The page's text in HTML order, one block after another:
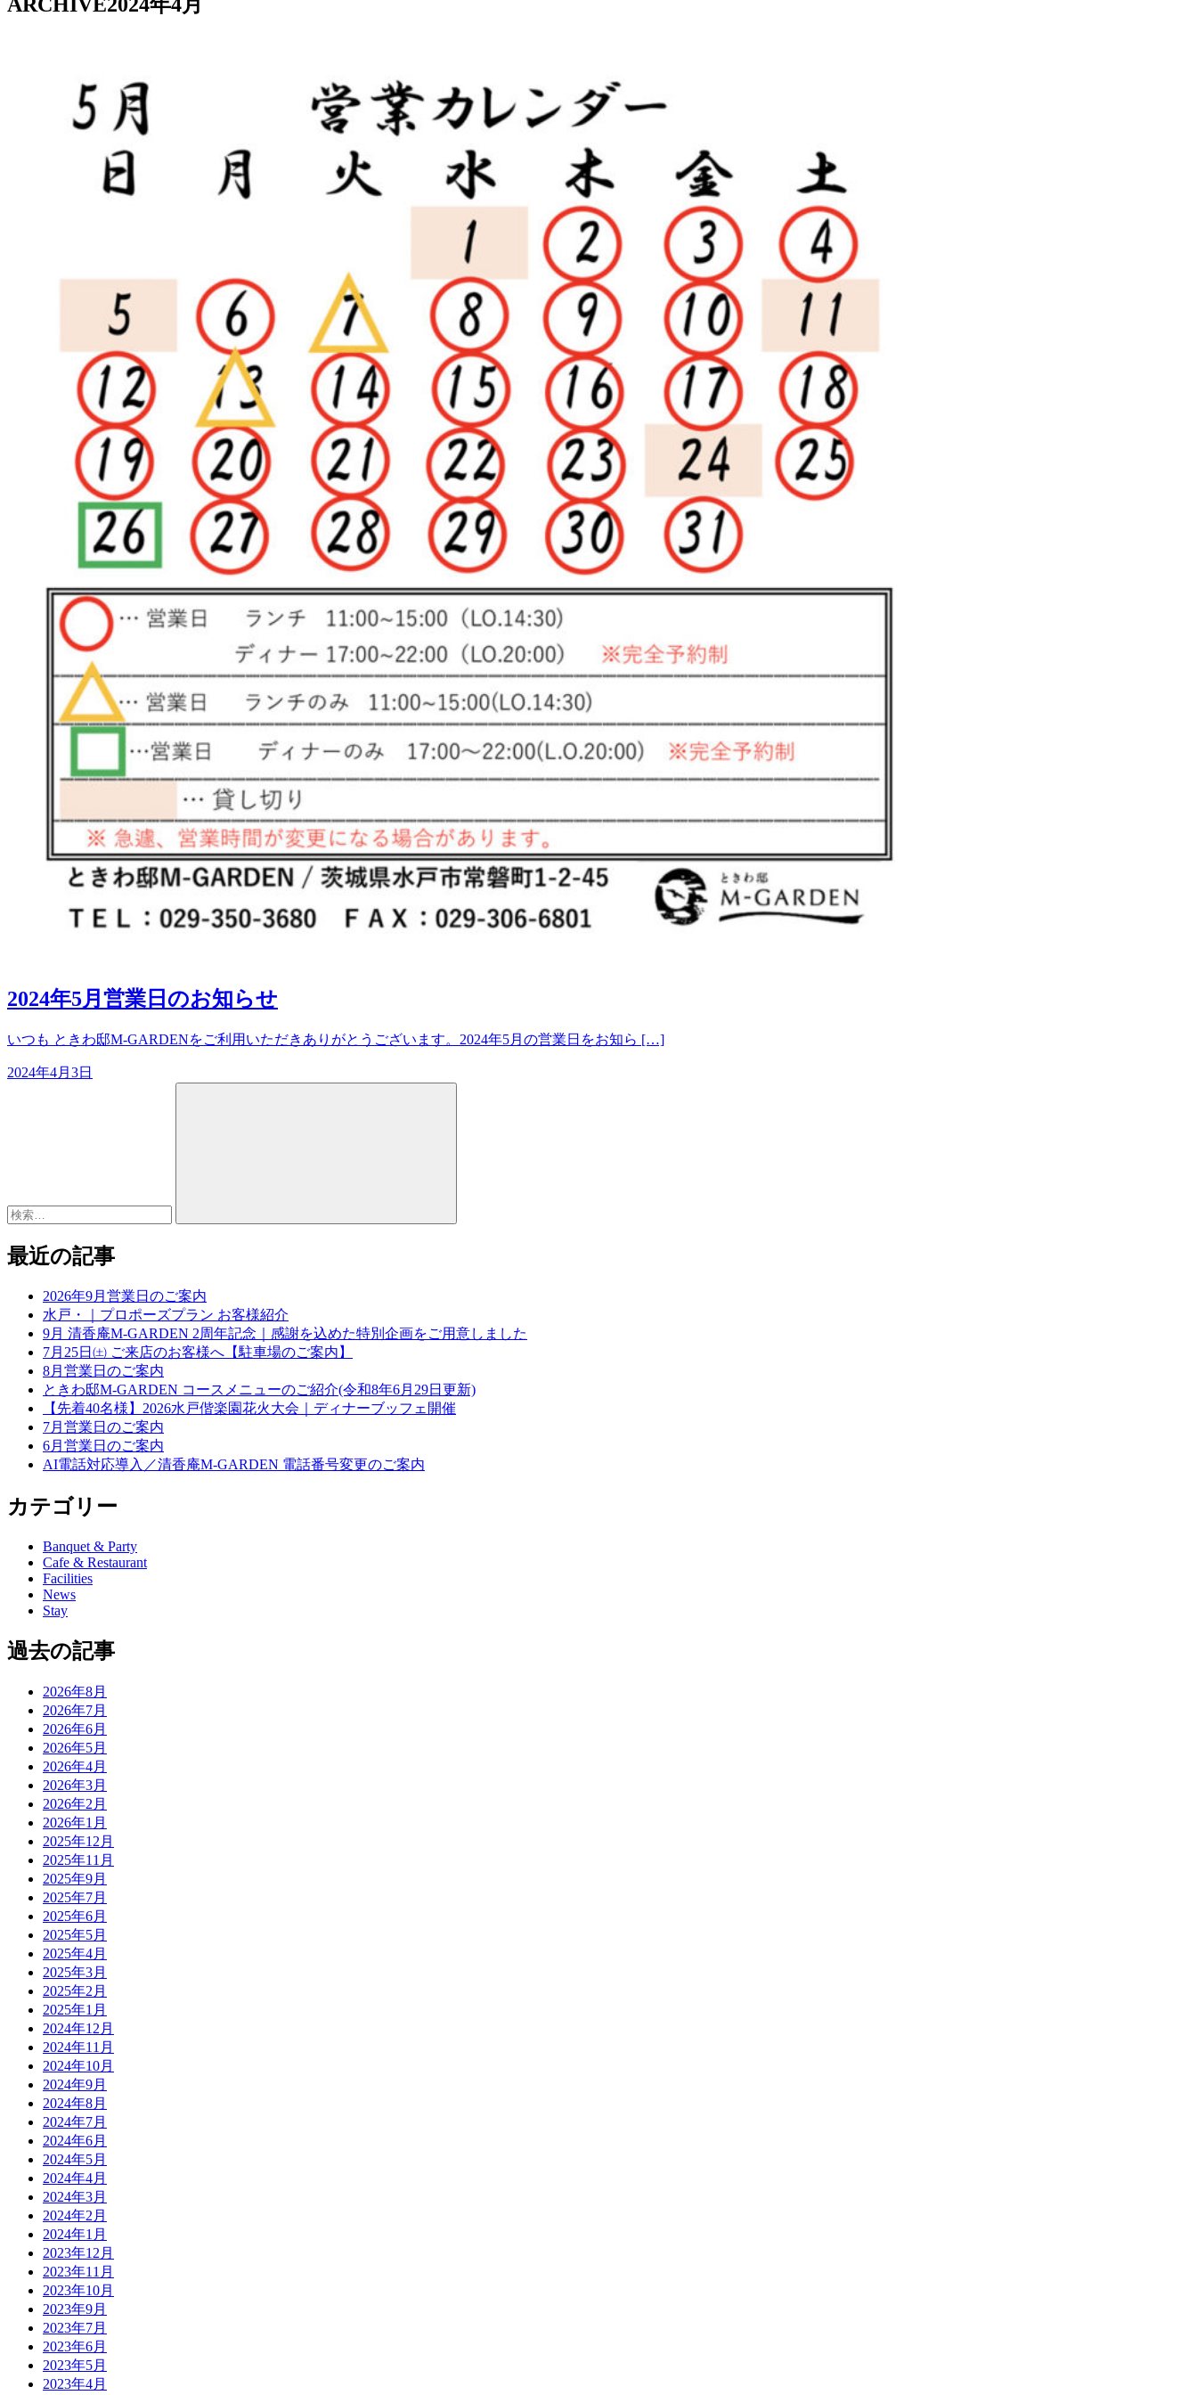
2024年5月営業日のお知らせ
いつも ときわ邸M-GARDENをご利用いただきありがとうございます。2024年5月の営業日をお知ら […]
2024年4月3日
最近の記事
2026年9月営業日のご案内
水戸・｜プロポーズプラン お客様紹介
9月 清香庵M-GARDEN 2周年記念｜感謝を込めた特別企画をご用意しました
7月25日㈯ ご来店のお客様へ【駐車場のご案内】
8月営業日のご案内
ときわ邸M-GARDEN コースメニューのご紹介(令和8年6月29日更新)
【先着40名様】2026水戸偕楽園花火大会｜ディナーブッフェ開催
7月営業日のご案内
6月営業日のご案内
AI電話対応導入／清香庵M-GARDEN 電話番号変更のご案内
カテゴリー
Banquet & Party
Cafe & Restaurant
Facilities
News
Stay
過去の記事
2026年8月
2026年7月
2026年6月
2026年5月
2026年4月
2026年3月
2026年2月
2026年1月
2025年12月
2025年11月
2025年9月
2025年7月
2025年6月
2025年5月
2025年4月
2025年3月
2025年2月
2025年1月
2024年12月
2024年11月
2024年10月
2024年9月
2024年8月
2024年7月
2024年6月
2024年5月
2024年4月
2024年3月
2024年2月
2024年1月
2023年12月
2023年11月
2023年10月
2023年9月
2023年7月
2023年6月
2023年5月
2023年4月